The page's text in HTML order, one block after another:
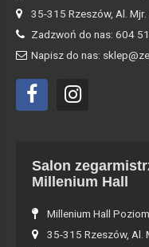
35-315 Rzeszów, Al. Mjr.
Zadzwoń do nas: 604
Napisz do nas:
Salon
Millenium Hall
Millenium Hall
35-315 Rzeszów, Al.